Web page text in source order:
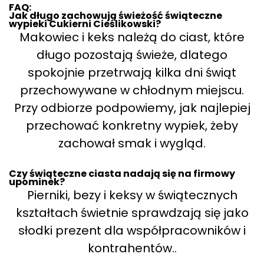
FAQ:
Jak długo zachowują świeżość świąteczne
wypieki Cukierni Cieślikowski?
Makowiec i keks należą do ciast, które
długo pozostają świeże, dlatego
spokojnie przetrwają kilka dni świąt
przechowywane w chłodnym miejscu.
Przy odbiorze podpowiemy, jak najlepiej
przechować konkretny wypiek, żeby
zachował smak i wygląd.
Czy świąteczne ciasta nadają się na firmowy
upominek?
Pierniki, bezy i keksy w świątecznych
kształtach świetnie sprawdzają się jako
słodki prezent dla współpracowników i
kontrahentów..